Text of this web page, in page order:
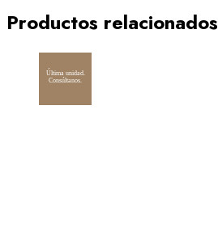
Productos relacionados
Última unidad.
Consúltanos.